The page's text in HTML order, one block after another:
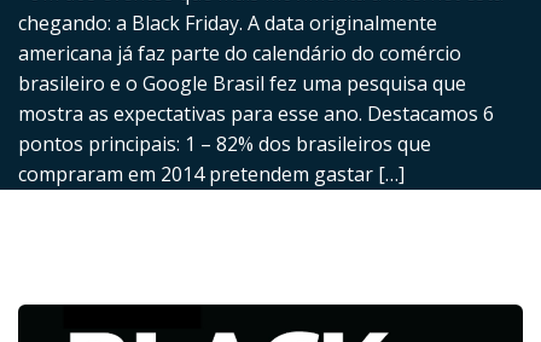
chegando: a Black Friday. A data originalmente
americana já faz parte do calendário do comércio
brasileiro e o Google Brasil fez uma pesquisa que
mostra as expectativas para esse ano. Destacamos 6
pontos principais: 1 – 82% dos brasileiros que
compraram em 2014 pretendem gastar […]